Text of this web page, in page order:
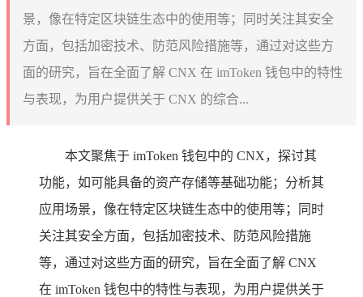
景，像在特定区块链生态中的使用等；同时关注其安全
方面，包括加密技术、防范风险措施等，通过对这些方
面的研究，旨在全面了解 CNX 在 imToken 钱包中的特性
与表现，为用户提供关于 CNX 的综合...
本文聚焦于 imToken 钱包中的 CNX，探讨其
功能，如可能具备的资产存储等基础功能；分析其
应用场景，像在特定区块链生态中的使用等；同时
关注其安全方面，包括加密技术、防范风险措施
等，通过对这些方面的研究，旨在全面了解 CNX
在 imToken 钱包中的特性与表现，为用户提供关于